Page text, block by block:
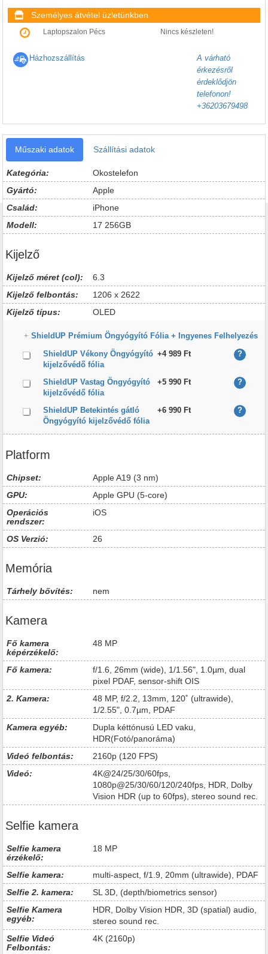
Személyes átvétel üzletünkben
Laptopszalon Pécs Nincs készleten!
Házhozszállítás
A várható
érkezésről
érdeklődjön
telefonon!
+36203679498
Műszaki adatok Szállítási adatok
Kategória:
Okostelefon
Gyártó:
Apple
Család:
iPhone
Modell:
17 256GB
Kijelző
Kijelző méret (col):
6.3
Kijelző felbontás:
1206 x 2622
Kijelző típus:
OLED
ShieldUP Prémium Öngyógyító Fólia + Ingyenes Felhelyezés
ShieldUP Vékony Öngyógyító
kijelzővédő fólia
+4 989 Ft ?
ShieldUP Vastag Öngyógyító
kijelzővédő fólia
+5 990 Ft ?
ShieldUP Betekintés gátló
Öngyógyító kijelzővédő fólia
+6 990 Ft ?
Platform
Chipset:
Apple A19 (3 nm)
GPU:
Apple GPU (5-core)
Operációs
rendszer:
iOS
OS Verzió: 26
Memória
Tárhely bővítés: nem
Kamera
Fő kamera
képérzékelő:
48 MP
Fő kamera:
f/1.6, 26mm (wide), 1/1.56", 1.0µm, dual
pixel PDAF, sensor-shift OIS
2. Kamera:
48 MP, f/2.2, 13mm, 120˚ (ultrawide),
1/2.55", 0.7µm, PDAF
Kamera egyéb:
Dupla kéttónusú LED vaku,
HDR(Fotó/panoráma)
Videó felbontás:
2160p (120 FPS)
Videó:
4K@24/25/30/60fps,
1080p@25/30/60/120/240fps, HDR, Dolby
Vision HDR (up to 60fps), stereo sound rec.
Selfie kamera
Selfie kamera
érzékelő:
18 MP
Selfie kamera:
multi-aspect, f/1.9, 20mm (ultrawide), PDAF
Selfie 2. kamera:
SL 3D, (depth/biometrics sensor)
Selfie Kamera
egyéb:
HDR, Dolby Vision HDR, 3D (spatial) audio,
stereo sound rec.
Selfie Videó
Felbontás:
4K (2160p)